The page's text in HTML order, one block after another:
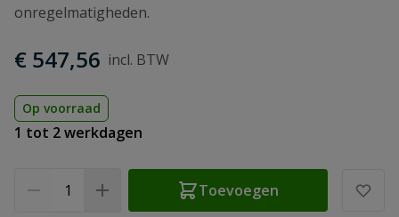
onregelmatigheden.
€ 547,56
Op voorraad
1 tot 2 werkdagen
Toevoegen